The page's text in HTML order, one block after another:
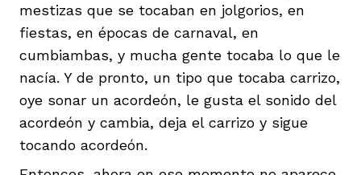
mestizas que se tocaban en jolgorios, en
fiestas, en épocas de carnaval, en
cumbiambas, y mucha gente tocaba lo que le
nacía. Y de pronto, un tipo que tocaba carrizo,
oye sonar un acordeón, le gusta el sonido del
acordeón y cambia, deja el carrizo y sigue
tocando acordeón.